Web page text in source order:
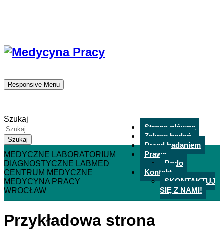
Responsive Menu
Strona główna
Zakres badań
Przed badaniem
Prawo
Rodo
Kontakt
SKONTAKTUJ
SIĘ Z NAMI!
Szukaj
MEDYCZNE LABORATORIUM
DIAGNOSTYCZNE LABMED
CENTRUM MEDYCZNE
MEDYCYNA PRACY
WROCŁAW
Przykładowa strona